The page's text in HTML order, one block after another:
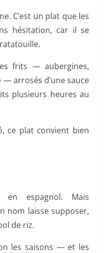
C’est un plat que les
hésitation, car il se
frits — aubergines,
arrosés d’une sauce
plusieurs heures au
ce plat convient bien
espagnol. Mais
nom laisse supposer,
de riz.
les saisons — et les